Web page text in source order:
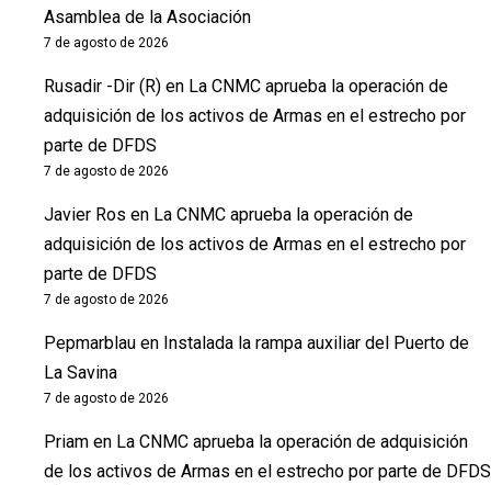
Asamblea de la Asociación
7 de agosto de 2026
Rusadir -Dir (R) en La CNMC aprueba la operación de
adquisición de los activos de Armas en el estrecho por
parte de DFDS
7 de agosto de 2026
Javier Ros en La CNMC aprueba la operación de
adquisición de los activos de Armas en el estrecho por
parte de DFDS
7 de agosto de 2026
Pepmarblau en Instalada la rampa auxiliar del Puerto de
La Savina
7 de agosto de 2026
Priam en La CNMC aprueba la operación de adquisición
de los activos de Armas en el estrecho por parte de DFDS